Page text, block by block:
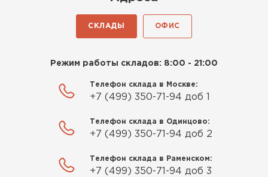
СКЛАДЫ ОФИС
Режим работы складов: 8:00 - 21:00
Телефон склада в Москве:
+7 (499) 350-71-94 доб 1
Телефон склада в Одинцово:
+7 (499) 350-71-94 доб 2
Телефон склада в Раменском:
+7 (499) 350-71-94 доб 3